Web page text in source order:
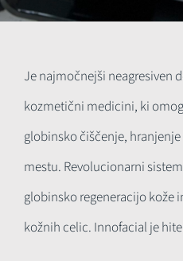
Je najmočnejši neagresiven
kozmetični medicini, ki
globinsko čiščenje,
mestu. Revolucionarni
globinsko regeneracijo kože
kožnih celic. Innofacial je